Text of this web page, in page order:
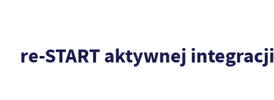
re-START aktywnej integracji